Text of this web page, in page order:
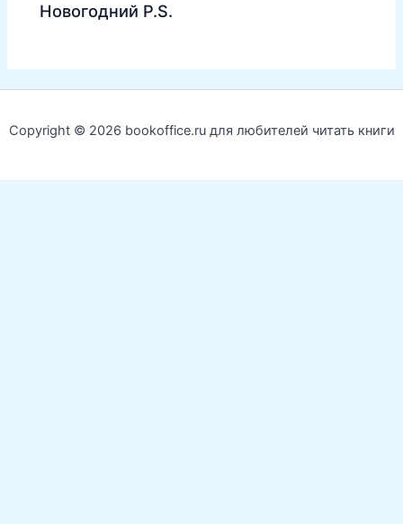
Новогодний P.S.
Copyright © 2026 bookoffice.ru для любителей читать книги